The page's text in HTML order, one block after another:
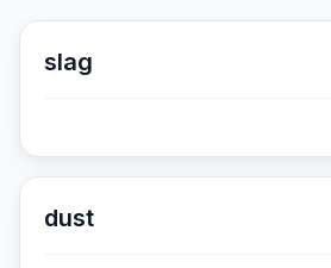
slag
dust